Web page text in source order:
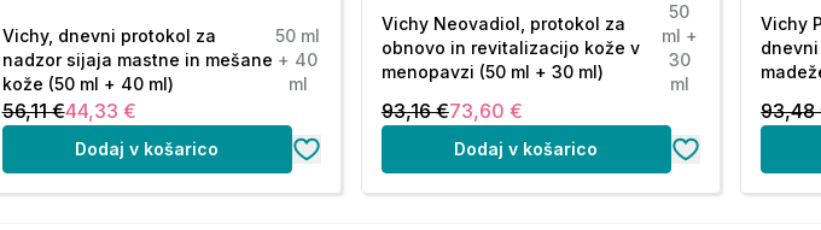
Vichy, dnevni protokol za
nadzor sijaja mastne in mešane
kože (50 ml + 40 ml)
50 ml
+ 40
ml
56,11 €44,33 €
Dodaj v košarico
Vichy Neovadiol, protokol za
obnovo in revitalizacijo kože v
menopavzi (50 ml + 30 ml)
50
ml +
30
ml
93,16 €73,60 €
Dodaj v košarico
Vichy
93,48